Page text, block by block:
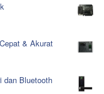
& Akurat
dan Bluetooth